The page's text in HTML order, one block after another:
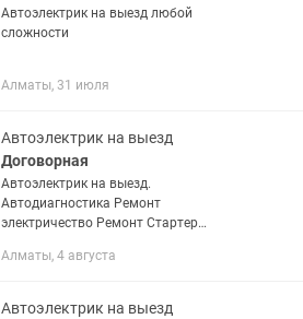
Автоэлектрик на выезд любой
сложности
Алматы, 31 июля
Автоэлектрик на выезд
Договорная
Автоэлектрик на выезд.
Автодиагностика Ремонт
электричество Ремонт Стартер
иммобилайзер Заводим ваша машина
Алматы, 4 августа
Автоэлектрик на выезд